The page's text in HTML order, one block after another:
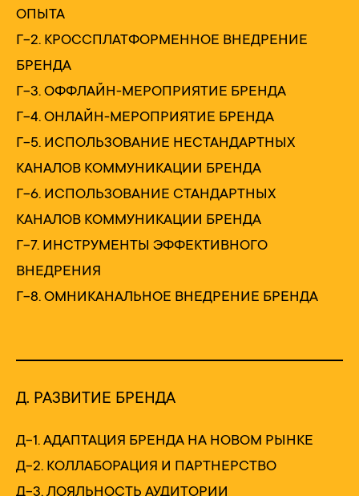
ОПЫТА
Г-2. КРОССПЛАТФОРМЕННОЕ ВНЕДРЕНИЕ
БРЕНДА
Г-3. ОФФЛАЙН-МЕРОПРИЯТИЕ БРЕНДА
Г-4. ОНЛАЙН-МЕРОПРИЯТИЕ БРЕНДА
Г-5. ИСПОЛЬЗОВАНИЕ НЕСТАНДАРТНЫХ
КАНАЛОВ КОММУНИКАЦИИ БРЕНДА
Г-6. ИСПОЛЬЗОВАНИЕ СТАНДАРТНЫХ
КАНАЛОВ КОММУНИКАЦИИ БРЕНДА
Г-7. ИНСТРУМЕНТЫ ЭФФЕКТИВНОГО
ВНЕДРЕНИЯ
Г-8. ОМНИКАНАЛЬНОЕ ВНЕДРЕНИЕ БРЕНДА
Д. РАЗВИТИЕ БРЕНДА
Д-1. АДАПТАЦИЯ БРЕНДА НА НОВОМ РЫНКЕ
Д-2. КОЛЛАБОРАЦИЯ И ПАРТНЕРСТВО
Д-3. ЛОЯЛЬНОСТЬ АУДИТОРИИ